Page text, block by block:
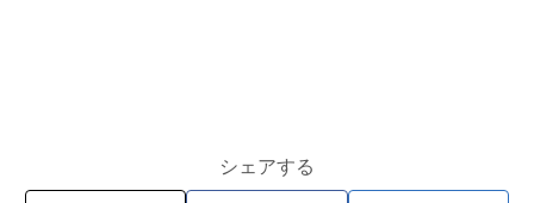
シェアする